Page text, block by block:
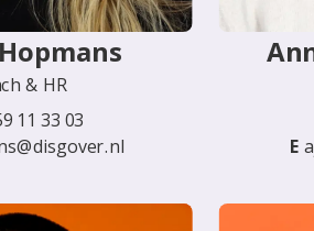
& HR
11 33 03
E